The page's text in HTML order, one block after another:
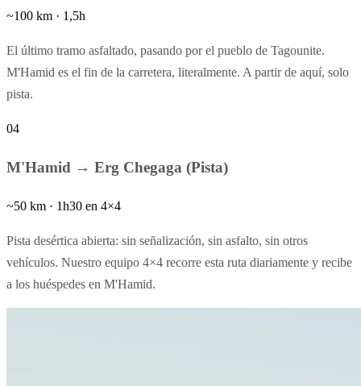
~100 km · 1,5h
El último tramo asfaltado, pasando por el pueblo de Tagounite.
M'Hamid es el fin de la carretera, literalmente. A partir de aquí, solo
pista.
04
M'Hamid → Erg Chegaga (Pista)
~50 km · 1h30 en 4×4
Pista desértica abierta: sin señalización, sin asfalto, sin otros
vehículos. Nuestro equipo 4×4 recorre esta ruta diariamente y recibe
a los huéspedes en M'Hamid.